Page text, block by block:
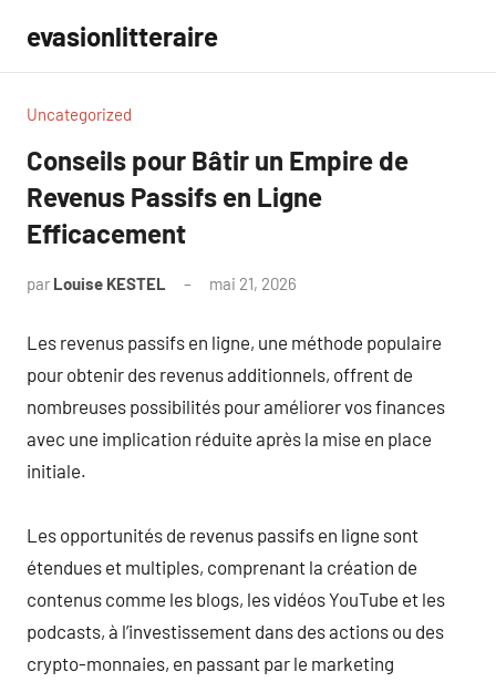
contenu
evasionlitteraire
Uncategorized
Conseils pour Bâtir un Empire de
Revenus Passifs en Ligne
Efficacement
par Louise KESTEL mai 21, 2026
Les revenus passifs en ligne, une méthode populaire
pour obtenir des revenus additionnels, offrent de
nombreuses possibilités pour améliorer vos finances
avec une implication réduite après la mise en place
initiale.
Les opportunités de revenus passifs en ligne sont
étendues et multiples, comprenant la création de
contenus comme les blogs, les vidéos YouTube et les
podcasts, à l’investissement dans des actions ou des
crypto-monnaies, en passant par le marketing